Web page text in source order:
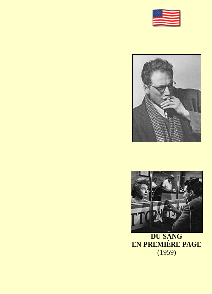
DU SANG
EN PREMIÈRE PAGE
(1959)